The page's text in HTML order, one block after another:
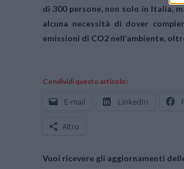
di 300 persone, non solo in Italia,
alcuna necessità di dover
emissioni di CO2 nell’ambiente,
Condividi questo articolo:
E-mail LinkedIn
Altro
Vuoi ricevere gli aggiornamenti